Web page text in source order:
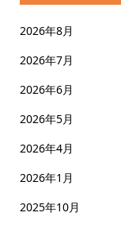
2026年8月
2026年7月
2026年6月
2026年5月
2026年4月
2026年1月
2025年10月